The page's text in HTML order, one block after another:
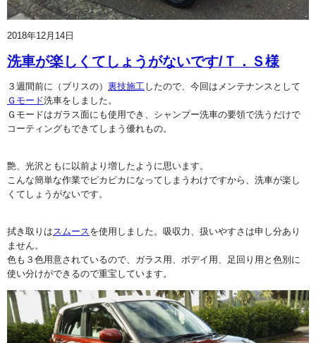
2018年12月14日
洗車が楽しくてしょうがないです/Ｔ．Ｓ様
３週間前に（ブリスの） 裏技施工したので、今回はメンテナンスとして
Ｇモード洗車をしました。
Ｇモードはガラス面にも使用でき、シャンプー洗車の要領で洗うだけで
コーティングもできてしまう優れもの。
艶、光沢ともに以前より増したように思います。
こんな簡単な作業でピカピカになってしまうわけですから、洗車が楽し
くてしょうがないです。
拭き取りはスムースを使用しました。吸収力、扱いやすさは申し分あり
ません。
色も３色用意されているので、ガラス用、ボデイ用、足回り用と色別に
使い分けができるので重宝しています。